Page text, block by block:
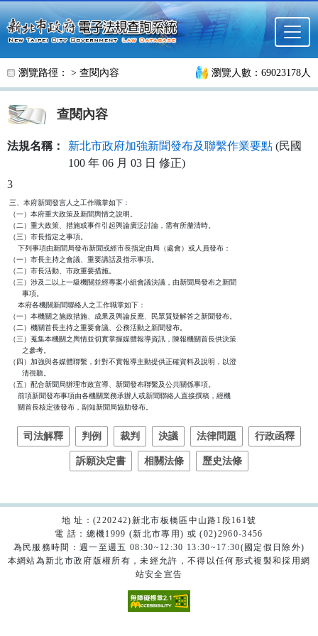
跳至主要內容
瀏覽路徑： > 查閱內容 瀏覽人數：69023178人
查閱內容
法規名稱： 新北市政府加強新聞發布及聯繫作業要點 (民國
100 年 06 月 03 日 修正)
3
三、本府新聞發言人之工作職掌如下：
（一）本府重大政策及新聞輿情之說明。
（二）重大政策、措施或事件引起輿論廣泛討論，需有所釐清時。
（三）市長指定之事項。
    下列事項由新聞局發布新聞或經市長指定由局（處會）或人員發布：
（一）市長主持之會議、重要講話及指示事項。
（二）市長活動、市政重要措施。
（三）涉及二以上一級機關並經專案小組會議決議，由新聞局發布之新聞
      事項。
    本府各機關新聞聯絡人之工作職掌如下：
（一）本機關之施政措施、成果及輿論反應、民眾質疑解答之新聞發布。
（二）機關首長主持之重要會議、公務活動之新聞發布。
（三）蒐集本機關之輿情並切實掌握媒體報導資訊，陳報機關首長供決策
      之參考。
（四）加強與各媒體聯繫，針對不實報導主動提供正確資料及說明，以澄
      清視聽。
（五）配合新聞局辦理市政宣導、新聞發布聯繫及公共關係事項。
    前項新聞發布事項由各機關業務承辦人或新聞聯絡人直接撰稿，經機
    關首長核定後發布，副知新聞局協助發布。
司法解釋 判例 裁判 決議 法律問題 行政函釋
訴願決定書 相關法條 歷史法條
地 址：(220242)新北市板橋區中山路1段161號
電 話：總機1999 (新北市專用) 或 (02)2960-3456
為民服務時間：週一至週五 08:30~12:30 13:30~17:30(國定假日除外)
本網站為新北市政府版權所有，未經允許，不得以任何形式複製和採用網
站安全宣告